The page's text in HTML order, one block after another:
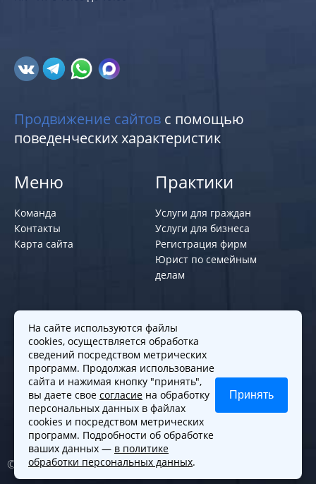
Продвижение сайтов с помощью
поведенческих характеристик
Меню
Команда
Контакты
Карта сайта
Практики
Услуги для граждан
Услуги для бизнеса
Регистрация фирм
Юрист по семейным
делам
Политики и правила
Политика обработки персональных
данных
Согласие на обработку cookies
Согласие на обработку персональных
данных
© 2010-2026. Все права защищены
На сайте используются файлы
cookies, осуществляется обработка
сведений посредством метрических
программ. Продолжая использование
сайта и нажимая кнопку "принять",
вы даете свое согласие на обработку
персональных данных в файлах
cookies и посредством метрических
программ. Подробности об обработке
ваших данных — в политике
обработки персональных данных.
Принять